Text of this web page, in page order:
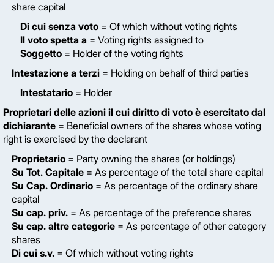
share capital
Di cui senza voto = Of which without voting rights
Il voto spetta a = Voting rights assigned to
Soggetto = Holder of the voting rights
Intestazione a terzi = Holding on behalf of third parties
Intestatario = Holder
Proprietari delle azioni il cui diritto di voto è esercitato dal
dichiarante = Beneficial owners of the shares whose voting
right is exercised by the declarant
Proprietario = Party owning the shares (or holdings)
Su Tot. Capitale = As percentage of the total share capital
Su Cap. Ordinario = As percentage of the ordinary share
capital
Su cap. priv. = As percentage of the preference shares
Su cap. altre categorie = As percentage of other category
shares
Di cui s.v. = Of which without voting rights